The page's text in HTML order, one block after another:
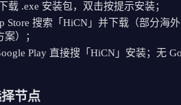
载 .exe 安装包，双击按提示安装；
Store 搜索「HiCN」并下载（部分海
）；
Play 直接搜「HiCN」安装；无
节点